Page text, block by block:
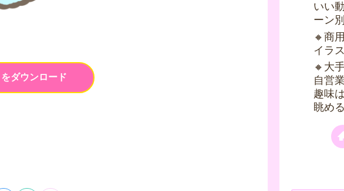
ダウンロード
いい
ーン
🔸商
イラ
🔸大
自営
趣味
眺め